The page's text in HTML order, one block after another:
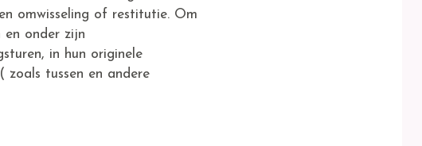
omwisseling of restitutie. Om
onder zijn
in hun originele
zoals tussen en andere